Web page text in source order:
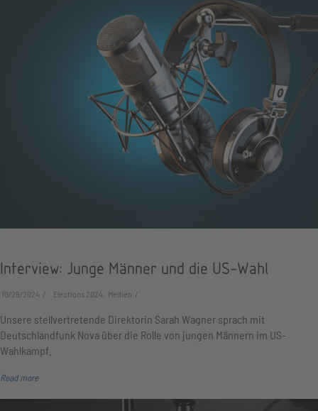
Interview: Junge Männer und die US-Wahl
10/29/2024 Elections 2024, Medien
Unsere stellvertretende Direktorin Sarah Wagner sprach mit
Deutschlandfunk Nova über die Rolle von jungen Männern im US-
Wahlkampf.
Read more